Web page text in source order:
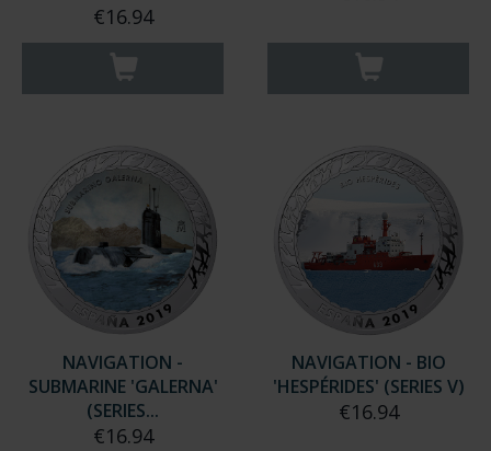
€16.94
NAVIGATION -
SUBMARINE 'GALERNA'
(SERIES...
€16.94
NAVIGATION - BIO
'HESPÉRIDES' (SERIES V)
€16.94